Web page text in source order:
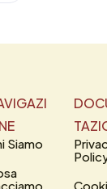
Siamo